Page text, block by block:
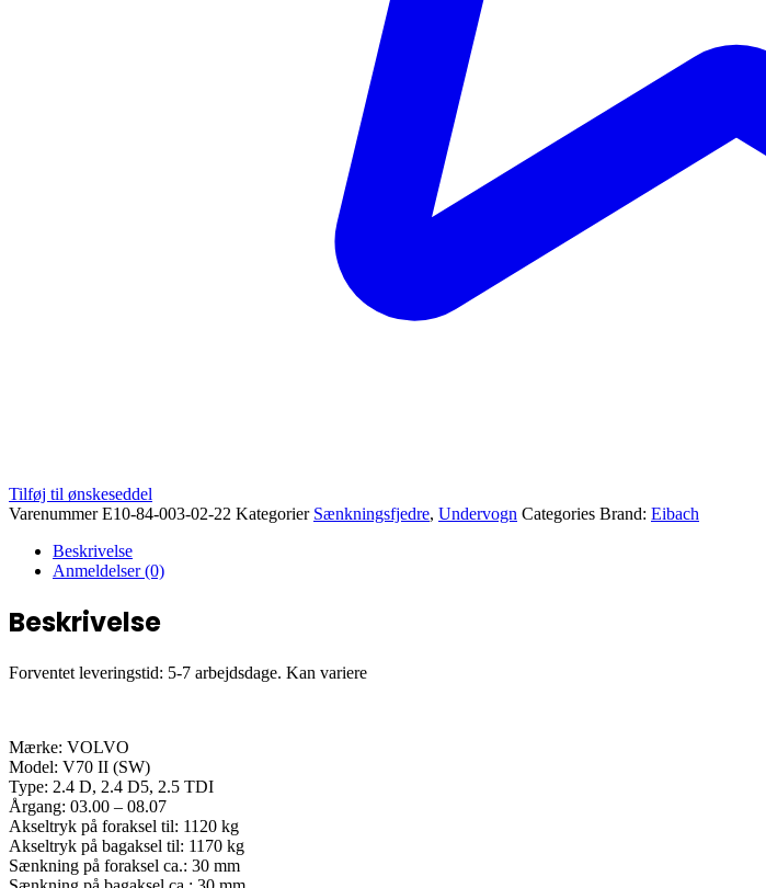
Tilføj til ønskeseddel
VarenummerE10-84-003-02-22 Kategorier Sænkningsfjedre, Undervogn Categories Brand: Eibach
Beskrivelse
Anmeldelser (0)
Beskrivelse
Forventet leveringstid: 5-7 arbejdsdage. Kan variere
Mærke: VOLVO
Model: V70 II (SW)
Type: 2.4 D, 2.4 D5, 2.5 TDI
Årgang: 03.00 – 08.07
Akseltryk på foraksel til: 1120 kg
Akseltryk på bagaksel til: 1170 kg
Sænkning på foraksel ca.: 30 mm